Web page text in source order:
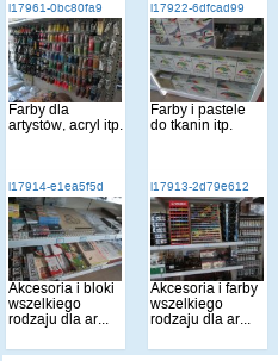
i17961-0bc80fa9
Farby dla
artystów, acryl itp.
i17922-6dfcad99
Farby i pastele
do tkanin itp.
i17914-e1ea5f5d
Akcesoria i bloki
wszelkiego
rodzaju dla ar...
i17913-2d79e612
Akcesoria i farby
wszelkiego
rodzaju dla ar...